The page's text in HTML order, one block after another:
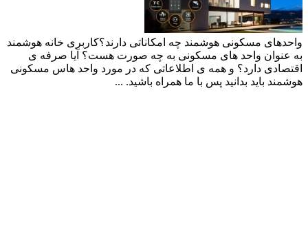
واحدهای مسکونی هوشمند چه امکاناتی دارند؟کاربری خانه هوشمند
به عنوان واحد های مسکونی به چه صورت هست؟ آیا صرفه ی
اقتصادی دارد؟ و همه ی اطلاعاتی که در مورد واحد هاس مسکونی
هوشمند باید بدانید پس با ما همراه باشید. ...